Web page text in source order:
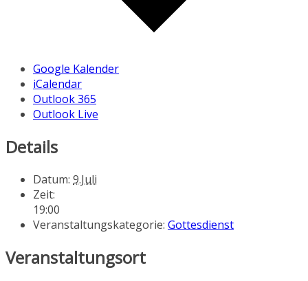
Google Kalender
iCalendar
Outlook 365
Outlook Live
Details
Datum: 9.Juli
Zeit:
19:00
Veranstaltungskategorie: Gottesdienst
Veranstaltungsort